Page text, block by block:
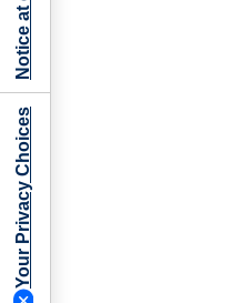
Your Privacy Choices